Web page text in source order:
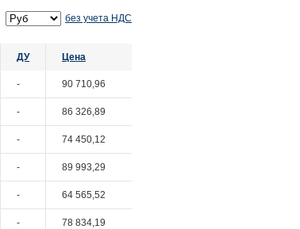
без учета НДС
ДУ Цена
- 90 710,96
- 86 326,89
- 74 450,12
- 89 993,29
- 64 565,52
- 78 834,19